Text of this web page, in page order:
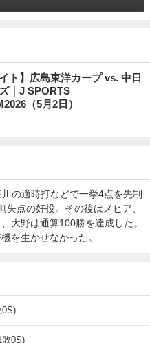
イト】広島東洋カープ vs. 中日
｜J SPORTS
（5月2日）
の適時打などで一挙4点を先制
点の好投。その後はメヒア、
大野は通算100勝を達成した。
を生かせなかった。
0S)
敗0S)